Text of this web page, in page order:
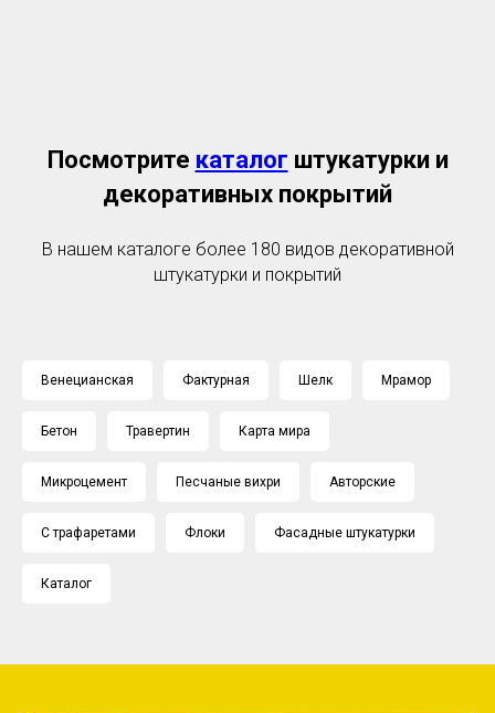
Посмотрите каталог штукатурки и
декоративных покрытий
В нашем каталоге более 180 видов декоративной
штукатурки и покрытий
Венецианская Фактурная Шелк Мрамор
Бетон Травертин Карта мира
Микроцемент Песчаные вихри Авторские
С трафаретами Флоки Фасадные штукатурки
Каталог